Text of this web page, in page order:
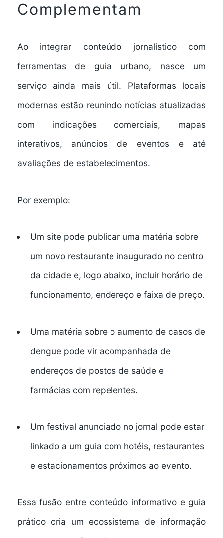
Complementam
Ao integrar conteúdo jornalístico com
ferramentas de guia urbano, nasce um
serviço ainda mais útil. Plataformas locais
modernas estão reunindo notícias atualizadas
com indicações comerciais, mapas
interativos, anúncios de eventos e até
avaliações de estabelecimentos.
Por exemplo:
Um site pode publicar uma matéria sobre
um novo restaurante inaugurado no centro
da cidade e, logo abaixo, incluir horário de
funcionamento, endereço e faixa de preço.
Uma matéria sobre o aumento de casos de
dengue pode vir acompanhada de
endereços de postos de saúde e
farmácias com repelentes.
Um festival anunciado no jornal pode estar
linkado a um guia com hotéis, restaurantes
e estacionamentos próximos ao evento.
Essa fusão entre conteúdo informativo e guia
práticocria um ecossistema de informação